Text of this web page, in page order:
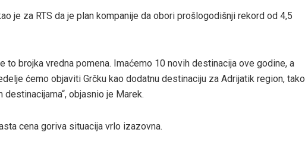
je za RTS da je plan kompanije da obori prošlogodišnji rekord od 4,5
to brojka vredna pomena. Imaćemo 10 novih destinacija ove godine, a
ćemo objaviti Grčku kao dodatnu destinaciju za Adrijatik region, tako
objasnio je Marek.
cena goriva situacija vrlo izazovna.